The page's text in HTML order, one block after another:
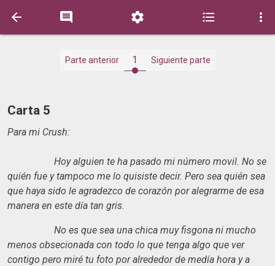
    
Parte anterior 1 Siguiente parte
Carta 5
Para mi Crush:
Hoy alguien te ha pasado mi número movil. No se
quién fue y tampoco me lo quisiste decir. Pero sea quién sea
que haya sido le agradezco de corazón por alegrarme de esa
manera en este día tan gris.
No es que sea una chica muy fisgona ni mucho
menos obsecionada con todo lo que tenga algo que ver
contigo pero miré tu foto por alrededor de medía hora y a